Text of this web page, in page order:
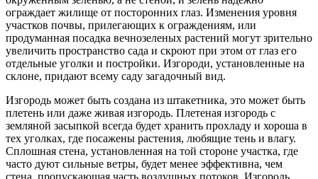
ограждает жилище от посторонних глаз. Изменения уровня
участков почвы, прилегающих к ограждениям, или
продуманная посадка вечнозеленых растений могут зрительно
увеличить пространство сада и скроют при этом от глаз его
отдельные уголки и постройки. Изгороди, установленные на
склоне, придают всему саду загадочный вид.
Изгородь может быть создана из штакетника, это может быть
плетень или даже живая изгородь. Плетеная изгородь с
земляной засыпкой всегда будет хранить прохладу и хороша в
тех уголках, где посажены растения, любящие тень и влагу.
Сплошная стена, установленная на той стороне участка, где
часто дуют сильные ветры, будет менее эффективна, чем